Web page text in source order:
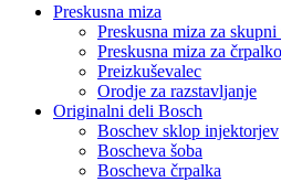
Preskusna miza
Preskusna miza za skupni
Preskusna miza za
Preizkuševalec
Orodje za razstavljanje
Originalni deli Bosch
Boschev sklop injektorjev
Boscheva šoba
Boscheva črpalka